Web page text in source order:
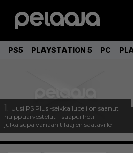
PS5 PLAYSTATION 5 PC
1. Uusi PS Plus -seikkailupeli on saanut
huippuarvostelut – saapui heti
julkaisupäivänään tilaajien saataville